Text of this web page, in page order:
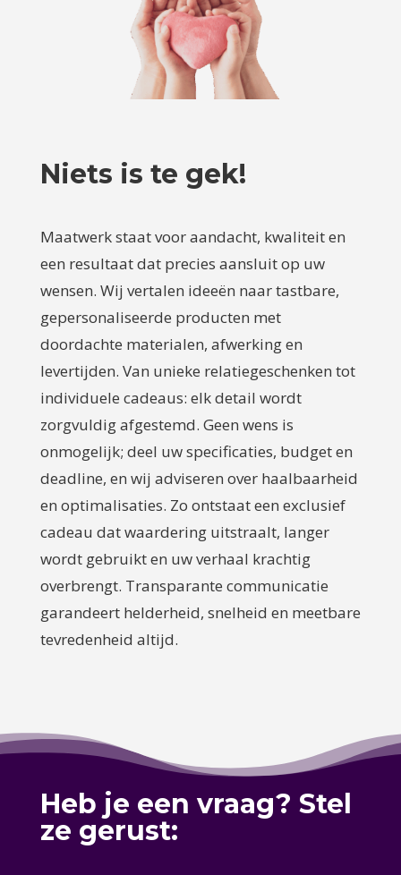
Niets is te gek!
Maatwerk staat voor aandacht, kwaliteit en
een resultaat dat precies aansluit op uw
wensen. Wij vertalen ideeën naar tastbare,
gepersonaliseerde producten met
doordachte materialen, afwerking en
levertijden. Van unieke relatiegeschenken tot
individuele cadeaus: elk detail wordt
zorgvuldig afgestemd. Geen wens is
onmogelijk; deel uw specificaties, budget en
deadline, en wij adviseren over haalbaarheid
en optimalisaties. Zo ontstaat een exclusief
cadeau dat waardering uitstraalt, langer
wordt gebruikt en uw verhaal krachtig
overbrengt. Transparante communicatie
garandeert helderheid, snelheid en meetbare
tevredenheid altijd.
Heb je een vraag? Stel
ze gerust: